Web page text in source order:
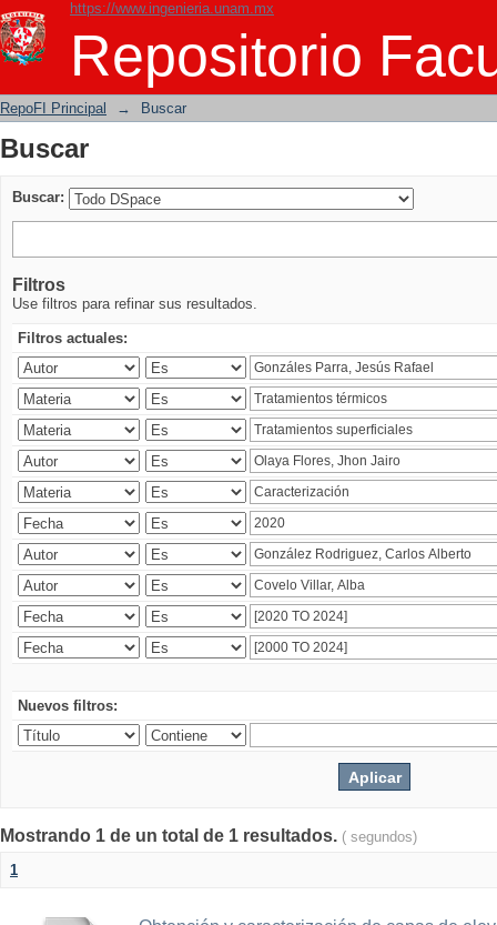
https://www.ingenieria.unam.mx
Repositorio
Buscar
RepoFI Principal → Buscar
Buscar
Buscar:
Filtros
Use filtros para refinar sus resultados.
Filtros actuales:
Nuevos filtros:
Mostrando 1 de un total de 1 resultados. ( segundos)
1